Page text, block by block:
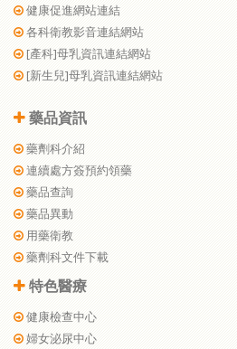
健康促進網站連結
各科衛教影音連結網站
[產科]母乳資訊連結網站
[新生兒]母乳資訊連結網站
藥品資訊
藥劑科介紹
連續處方簽預約領藥
藥品查詢
藥品異動
用藥衛教
藥劑科文件下載
特色醫療
健康檢查中心
婦女泌尿中心